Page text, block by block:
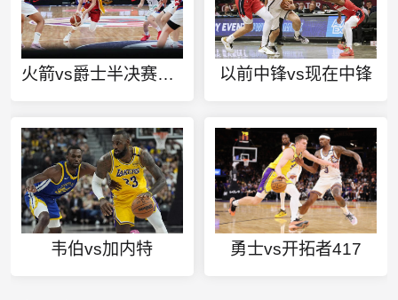
火箭vs爵士半决赛第四场 以前中锋vs现在中锋
韦伯vs加内特 勇士vs开拓者417